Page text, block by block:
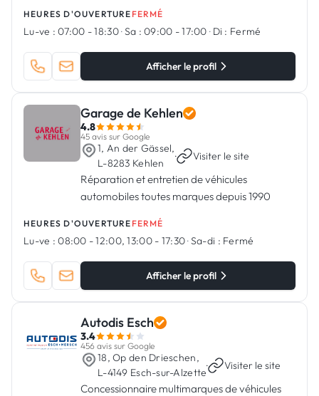
HEURES D'OUVERTURE FERMÉ
Lu-ve : 07:00 - 18:30·Sa : 09:00 - 17:00· Di : Fermé
Afficher le profil
Garage de Kehlen
4.8
45 avis sur Google
1, An der Gässel,
L-8283 Kehlen
· Visiter le site
Réparation et entretien de véhicules
automobiles toutes marques depuis 1990
HEURES D'OUVERTURE FERMÉ
Lu-ve : 08:00 - 12:00, 13:00 - 17:30·Sa-di : Fermé
Afficher le profil
Autodis Esch
3.4
456 avis sur Google
18, Op den Drieschen,
L-4149 Esch-sur-Alzette
· Visiter le site
Concessionnaire multimarques de véhicules